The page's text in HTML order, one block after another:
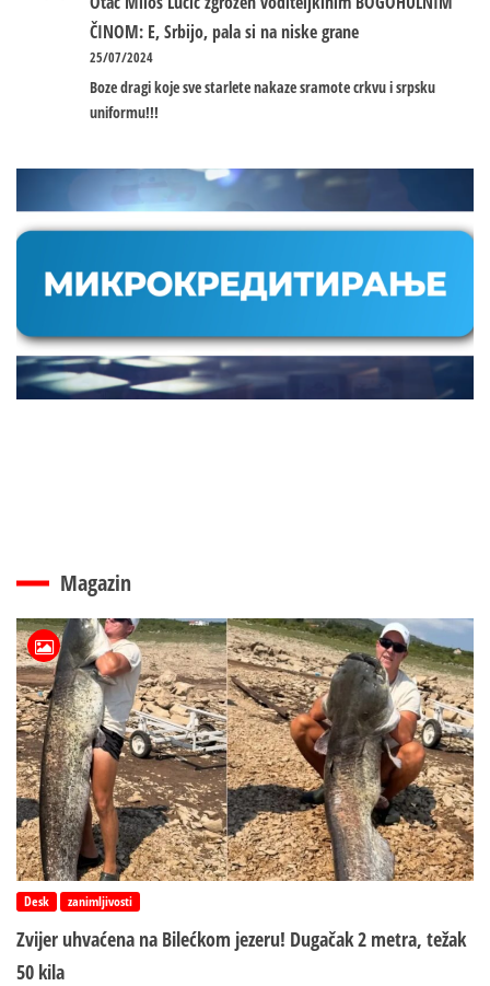
ČINOM: E, Srbijo, pala si na niske grane
25/07/2024
Boze dragi koje sve starlete nakaze sramote crkvu i srpsku
uniformu!!!
Magazin
Desk zanimljivosti
Zvijer uhvaćena na Bilećkom jezeru! Dugačak 2 metra, težak
50 kila